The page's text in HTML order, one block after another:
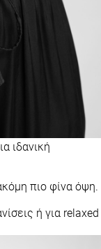
ιδανική
πιο φίνα όψη.
ή για relaxed